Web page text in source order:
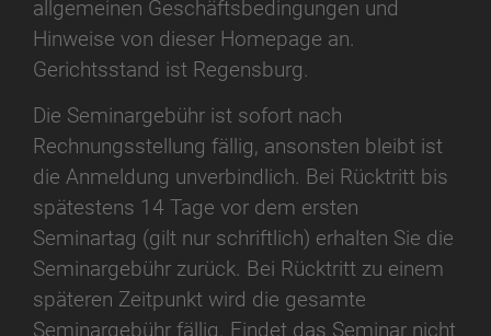
allgemeinen Geschäftsbedingungen und
Hinweise von dieser Homepage an.
Gerichtsstand ist Regensburg.
Die Seminargebühr ist sofort nach
Rechnungsstellung fällig, ansonsten bleibt ist
die Anmeldung unverbindlich. Bei Rücktritt bis
spätestens 14 Tage vor dem ersten
Seminartag (gilt nur schriftlich) erhalten Sie die
Seminargebühr zurück. Bei Rücktritt zu einem
späteren Zeitpunkt wird die gesamte
Seminargebühr fällig. Findet das Seminar nicht